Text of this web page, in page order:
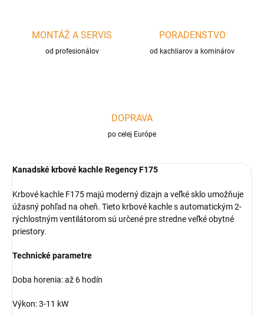
MONTÁŽ A SERVIS
od profesionálov
PORADENSTVO
od kachliarov a kominárov
DOPRAVA
po celej Európe
Kanadské krbové kachle Regency F175
Krbové kachle F175 majú moderný dizajn a veľké sklo umožňuje
úžasný pohľad na oheň. Tieto krbové kachle s automatickým 2-
rýchlostným ventilátorom sú určené pre stredne veľké obytné
priestory.
Technické parametre
Doba horenia: až 6 hodín
Výkon: 3-11 kW